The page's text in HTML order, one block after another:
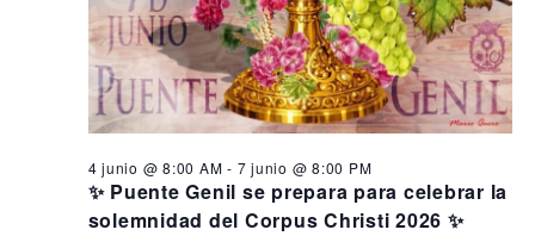
✨ Puente Genil se prepara para celebrar la
solemnidad del Corpus Christi 2026 ✨
4 junio @ 8:00 AM - 7 junio @ 8:00 PM